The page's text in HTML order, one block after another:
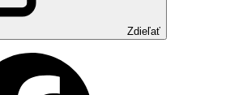
Zdieľať